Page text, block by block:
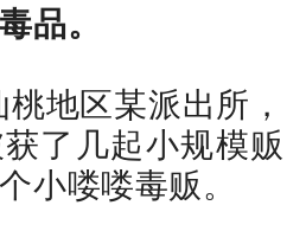
品。
地区某派出所，
了几起小规模贩
小喽喽毒贩。